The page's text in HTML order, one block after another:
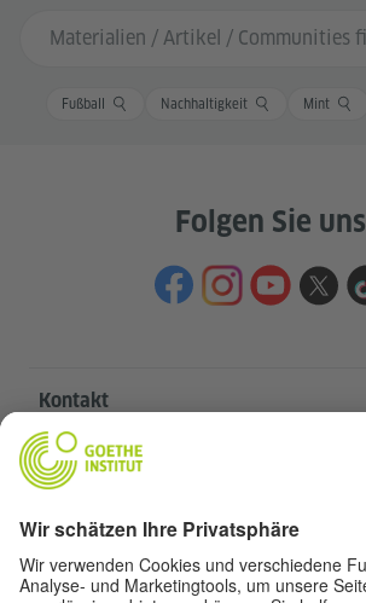
Sucheingabe
Fußball Nachhaltigkeit Mint
Folgen Sie uns
Kontakt
Goethe-Institut Zentrale
Oskar von Miller-Ring 18
80333 München
deutschstunde@goethe.de